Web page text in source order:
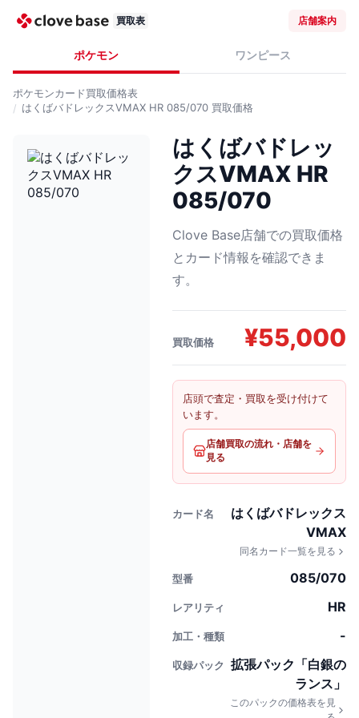
買取表 店舗案内
ポケモン ワンピース
ポケモンカード買取価格表
はくばバドレックスVMAX HR 085/070 買取価格
はくばバドレッ
クスVMAX HR
085/070
Clove Base店舗での買取価格
とカード情報を確認できま
す。
買取価格 ¥55,000
店頭で査定・買取を受け付けて
います。
店舗買取の流れ・店舗を
見る
カード名
はくばバドレックス
VMAX
同名カード一覧を見る
型番 085/070
レアリティ HR
加工・種類 -
収録パック
拡張パック「白銀の
ランス」
このパックの価格表を見